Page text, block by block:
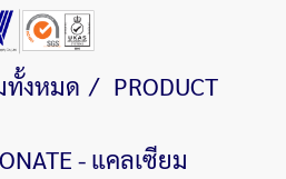
ทั้งหมด
PRODUCT
- แคลเซียม